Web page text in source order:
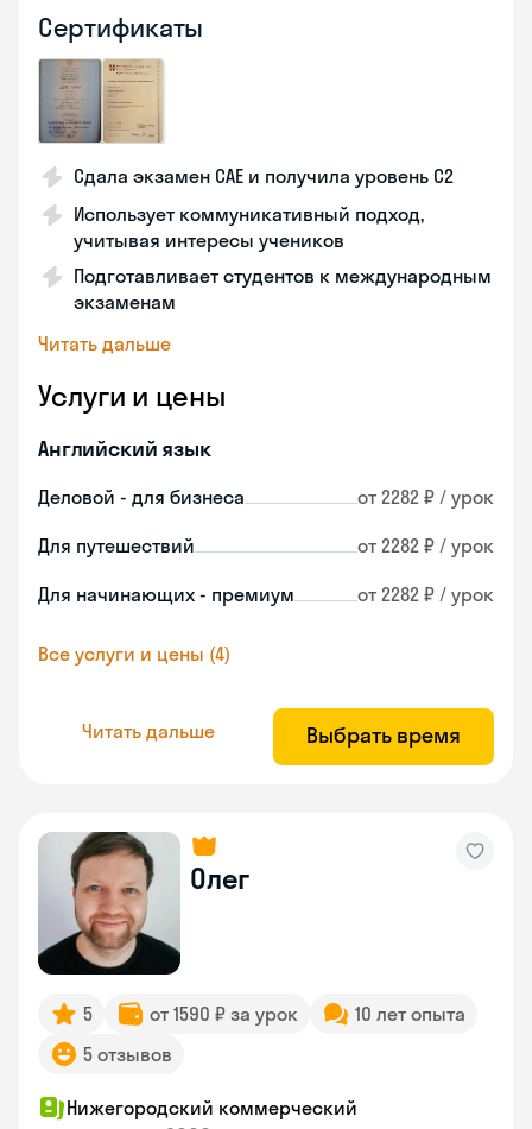
Сертификаты
Сдала экзамен CAE и получила уровень С2
Использует коммуникативный подход,
учитывая интересы учеников
Подготавливает студентов к международным
экзаменам
Читать дальше
Услуги и цены
Английский язык
Деловой - для бизнеса от 2282 ₽ / урок
Для путешествий от 2282 ₽ / урок
Для начинающих - премиум от 2282 ₽ / урок
Все услуги и цены (4)
Читать дальше Выбрать время
Олег
5 от 1590 ₽ за урок
10 лет опыта
5 отзывов
Нижегородский коммерческий